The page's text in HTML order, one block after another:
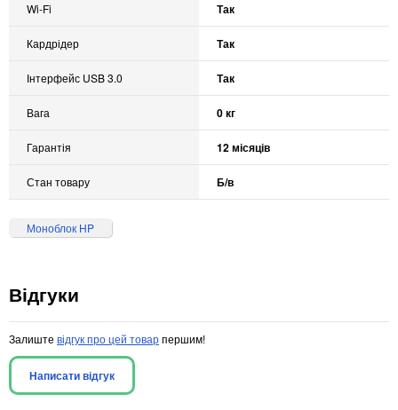
Wi-Fi Так
Кардрідер Так
Інтерфейс USB 3.0 Так
Вага 0 кг
Гарантія 12 місяців
Стан товару Б/в
Моноблок HP
Відгуки
Залиште відгук про цей товарпершим!
Написати відгук